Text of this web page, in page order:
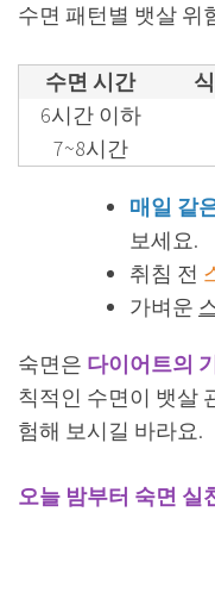
수면 패턴별 뱃살 위
수면 시간
6시간 이하
7~8시간
매일 같
보세요.
취침 전
가벼운
숙면은 다이어트의
칙적인 수면이 뱃살
험해 보시길 바라요.
오늘 밤부터 숙면 실